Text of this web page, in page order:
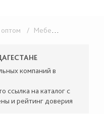
/ Мебель из дерева
компаний в
ссылка на каталог с
и рейтинг доверия